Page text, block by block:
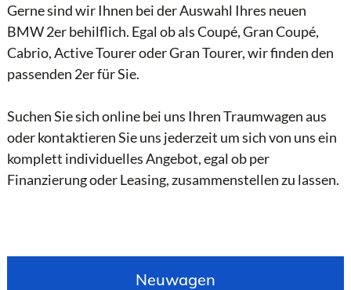
Gerne sind wir Ihnen bei der Auswahl Ihres neuen
BMW 2er behilflich. Egal ob als Coupé, Gran Coupé,
Cabrio, Active Tourer oder Gran Tourer, wir finden den
passenden 2er für Sie.
Suchen Sie sich online bei uns Ihren Traumwagen aus
oder kontaktieren Sie uns jederzeit um sich von uns ein
komplett individuelles Angebot, egal ob per
Finanzierung oder Leasing, zusammenstellen zu lassen.
Neuwagen